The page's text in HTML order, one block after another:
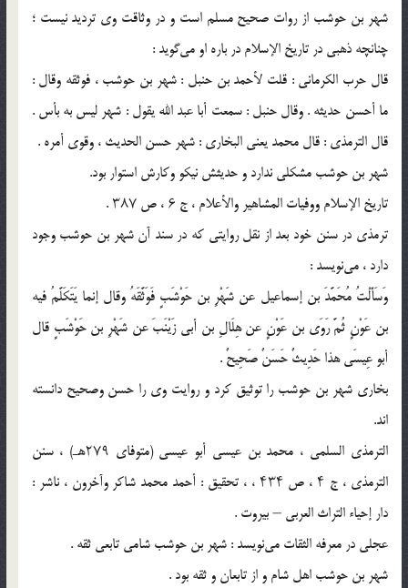
شهر بن حوشب از روات صحیح مسلم است و در وثاقت وی تردید نیست ؛
چنانچه ذهبی در تاریخ الإسلام در باره او می‌گوید :
قال حرب الکرمانی : قلت لأحمد بن حنبل : شهر بن حوشب ، فوثقه وقال :
ما أحسن حدیثه . وقال حنبل : سمعت أبا عبد الله یقول : شهر لیس به بأس .
قال الترمذی : قال محمد یعنی البخاری : شهر حسن الحدیث ، وقوى أمره .
شهر بن حوشب مشکلی ندارد و حدیثش نیکو وکارش استوار بود.
تاریخ الإسلام ووفیات المشاهیر والأعلام ، ج ۶ ، ص ۳۸۷ .
ترمذی در سنن خود بعد از نقل روایتی که در سند آن شهر بن حوشب وجود
دارد ، می‌نویسد :
وَسَأَلْتُ مُحَمَّدَ بن إسماعیل عن شَهْرِ بن حَوْشَبٍ فَوَثَّقَهُ وقال إنما یَتَکَلَّمُ فیه
بن عَوْنٍ ثُمَّ رَوَى بن عَوْنٍ عن هِلَالِ بن أبی زَیْنَبَ عن شَهْرِ بن حَوْشَبٍ قال
أبو عِیسَى هذا حَدِیثٌ حَسَنٌ صَحِیحٌ .
بخاری شهر بن حوشب را توثیق کرد و روایت وی را حسن وصحیح دانسته
اند.
الترمذی السلمی ، محمد بن عیسى أبو عیسى (متوفای ۲۷۹هـ) ، سنن
الترمذی ، ج ۴ ، ص ۴۳۴ ، ، تحقیق : أحمد محمد شاکر وآخرون ، ناشر :
دار إحیاء التراث العربی – بیروت .
عجلی در معرفه‌ الثقات می‌نویسد : شهر بن حوشب شامی تابعی ثقه .
شهر بن حوشب اهل شام و از تابعان و ثقه بود .